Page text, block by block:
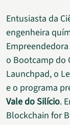
Entusiasta da
engenheira
o Bootcamp do
Launchpad, o
e o programa
Vale do Silício.
Blockchain for